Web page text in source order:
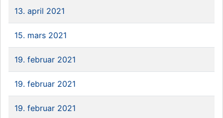
13. april 2021
15. mars 2021
19. februar 2021
19. februar 2021
19. februar 2021